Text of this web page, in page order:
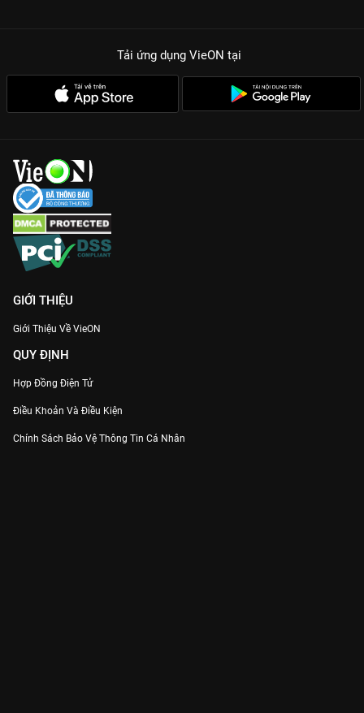
Tải ứng dụng VieON tại
GIỚI THIỆU
Giới Thiệu Về VieON
QUY ĐỊNH
Hợp Đồng Điện Tử
Điều Khoản Và Điều Kiện
Chính Sách Bảo Vệ Thông Tin Cá Nhân